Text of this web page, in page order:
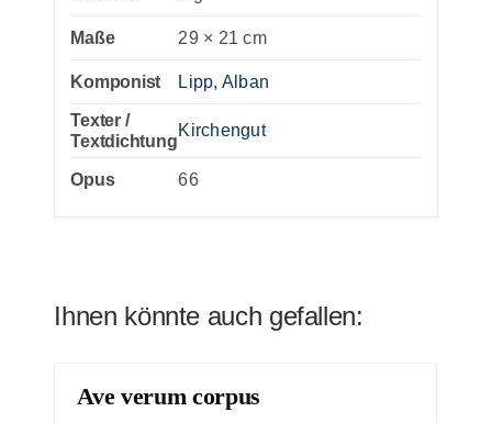
Maße 29 × 21 cm
Komponist Lipp, Alban
Texter /
Textdichtung
Kirchengut
Opus 66
Ihnen könnte auch gefallen:
Ave verum corpus